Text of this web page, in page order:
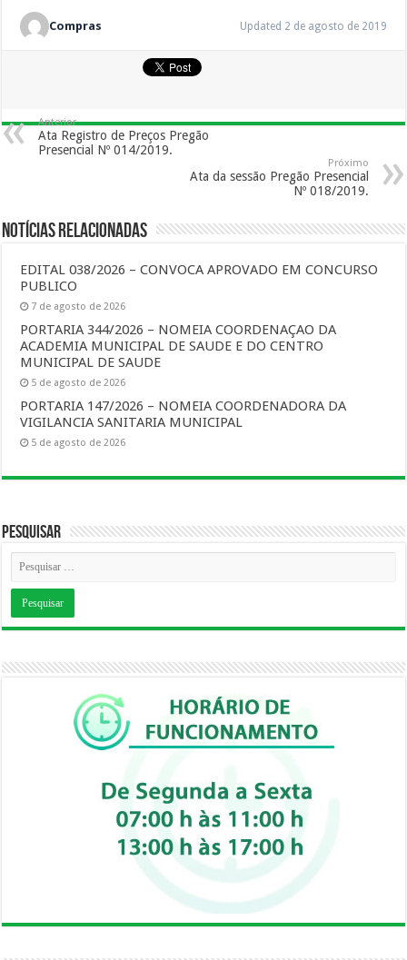
Compras Updated 2 de agosto de 2019
Anterior
Ata Registro de Preços Pregão
Presencial Nº 014/2019.
Próximo
Ata da sessão Pregão Presencial
Nº 018/2019.
Notícias Relacionadas
EDITAL 038/2026 – CONVOCA APROVADO EM CONCURSO
PUBLICO
7 de agosto de 2026
PORTARIA 344/2026 – NOMEIA COORDENAÇAO DA
ACADEMIA MUNICIPAL DE SAUDE E DO CENTRO
MUNICIPAL DE SAUDE
5 de agosto de 2026
PORTARIA 147/2026 – NOMEIA COORDENADORA DA
VIGILANCIA SANITARIA MUNICIPAL
5 de agosto de 2026
Pesquisar